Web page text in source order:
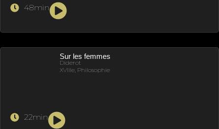
48min
Sur les femmes
Diderot
XVIIIe, Philosophie
22min